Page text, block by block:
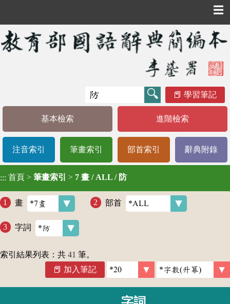
☰
學習筆記
基本檢索 進階檢索
注音索引 筆畫索引 部首索引 辭典附錄
::: 首頁 > 筆畫索引 > 7 畫 / ALL / 防
畫 部首
字詞
索引結果列表：共 41 筆。
加入筆記